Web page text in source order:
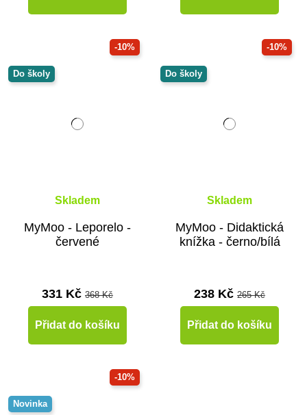
-10%
Do školy
Skladem
MyMoo - Leporelo -
červené
331 Kč 368 Kč
Přidat do košíku
-10%
Do školy
Skladem
MyMoo - Didaktická
knížka - černo/bílá
238 Kč 265 Kč
Přidat do košíku
-10%
Novinka